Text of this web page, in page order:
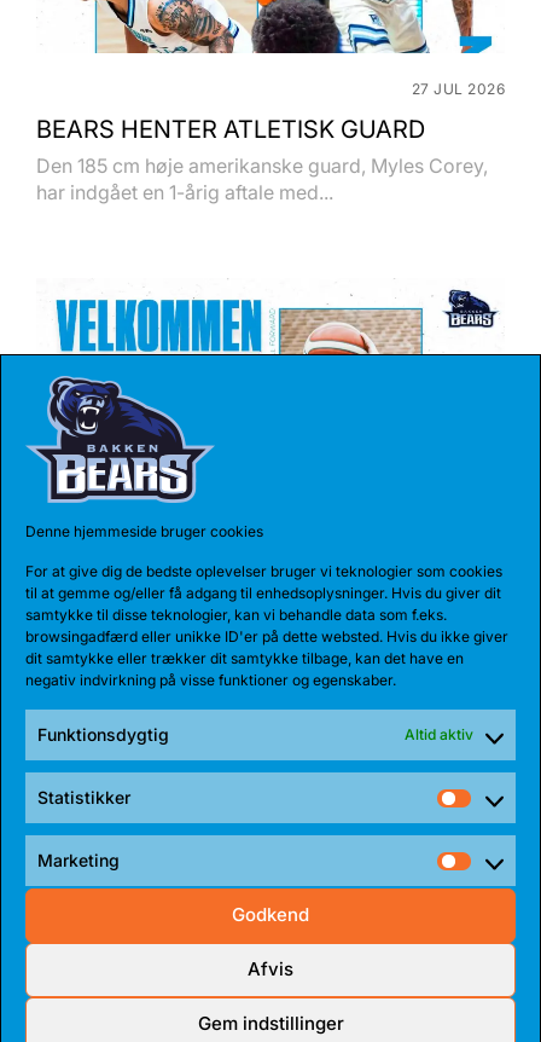
Denne hjemmeside bruger cookies
For at give dig de bedste oplevelser bruger vi teknologier som cookies
til at gemme og/eller få adgang til enhedsoplysninger. Hvis du giver dit
samtykke til disse teknologier, kan vi behandle data som f.eks.
browsingadfærd eller unikke ID'er på dette websted. Hvis du ikke giver
dit samtykke eller trækker dit samtykke tilbage, kan det have en
negativ indvirkning på visse funktioner og egenskaber.
Funktionsdygtig Altid aktiv
Statistikker
Marketing
Godkend
Afvis
Gem indstillinger
27 JUL 2026
BEARS HENTER ATLETISK GUARD
Den 185 cm høje amerikanske guard, Myles Corey,
har indgået en 1-årig aftale med...
TALENT BLIVER FULDTIDSBJØRN
Anton Katholm har skrevet under med Bakken Bears
for endnu en sæson. Sidste sæson havde...